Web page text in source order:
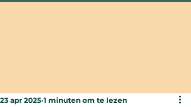
23 apr 2025 1 minuten om te lezen